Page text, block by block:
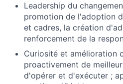
Leadership du
promotion de l'adoption
et cadres, la création
renforcement de la
Curiosité et amélioration
proactivement de
d'opérer et d'exécuter ;